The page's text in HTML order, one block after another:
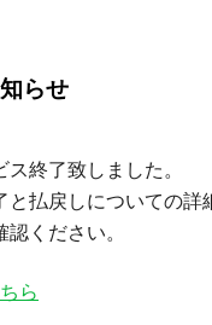
らせ
終了致しました。
払戻しについての詳
ください。
ら